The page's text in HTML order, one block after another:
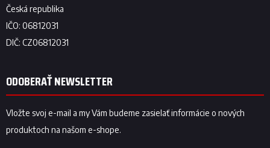
ODOBERAŤ NEWSLETTER
Vložte svoj e-mail a my Vám budeme zasielať informácie o nových
produktoch na našom e-shope.